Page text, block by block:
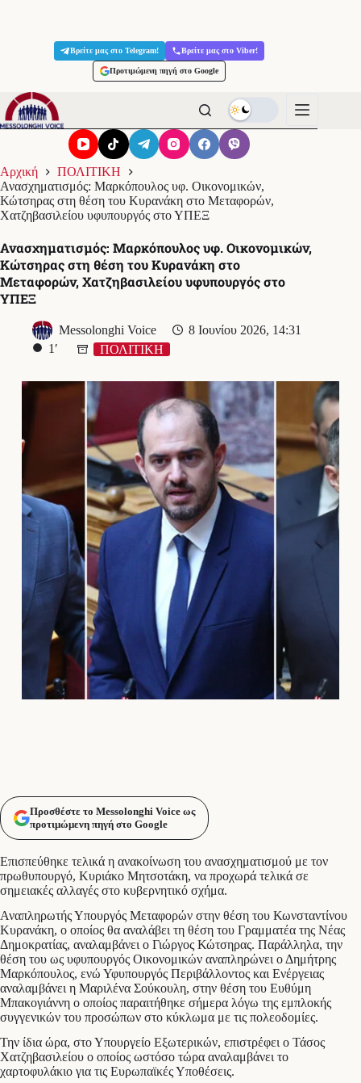
Βρείτε μας στο Telegram! Βρείτε μας στο Viber!
Προτιμώμενη πηγή στο Google
Αρχική
ΠΟΛΙΤΙΚΗ
Ανασχηματισμός: Μαρκόπουλος υφ. Οικονομικών,
Κώτσηρας στη θέση του Κυρανάκη στο Μεταφορών,
Χατζηβασιλείου υφυπουργός στο ΥΠΕΞ
Ανασχηματισμός: Μαρκόπουλος υφ. Οικονομικών,
Κώτσηρας στη θέση του Κυρανάκη στο
Μεταφορών, Χατζηβασιλείου υφυπουργός στο
ΥΠΕΞ
Messolonghi Voice
8 Ιουνίου 2026, 14:31
1′
ΠΟΛΙΤΙΚΗ
Προσθέστε το Messolonghi Voice ως
προτιμώμενη πηγή στο Google
Επισπεύθηκε τελικά η ανακοίνωση του ανασχηματισμού με τον
πρωθυπουργό, Κυριάκο Μητσοτάκη, να προχωρά τελικά σε
σημειακές αλλαγές στο κυβερνητικό σχήμα.
Αναπληρωτής Υπουργός Μεταφορών στην θέση του Κωνσταντίνου
Κυρανάκη, ο οποίος θα αναλάβει τη θέση του Γραμματέα της Νέας
Δημοκρατίας, αναλαμβάνει ο Γιώργος Κώτσηρας. Παράλληλα, την
θέση του ως υφυπουργός Οικονομικών αναπληρώνει ο Δημήτρης
Μαρκόπουλος, ενώ Υφυπουργός Περιβάλλοντος και Ενέργειας
αναλαμβάνει η Μαριλένα Σούκουλη, στην θέση του Ευθύμη
Μπακογιάννη ο οποίος παραιτήθηκε σήμερα λόγω της εμπλοκής
συγγενικών του προσώπων στο κύκλωμα με τις πολεοδομίες.
Την ίδια ώρα, στο Υπουργείο Εξωτερικών, επιστρέφει ο Τάσος
Χατζηβασιλείου ο οποίος ωστόσο τώρα αναλαμβάνει το
χαρτοφυλάκιο για τις Ευρωπαϊκές Υποθέσεις.